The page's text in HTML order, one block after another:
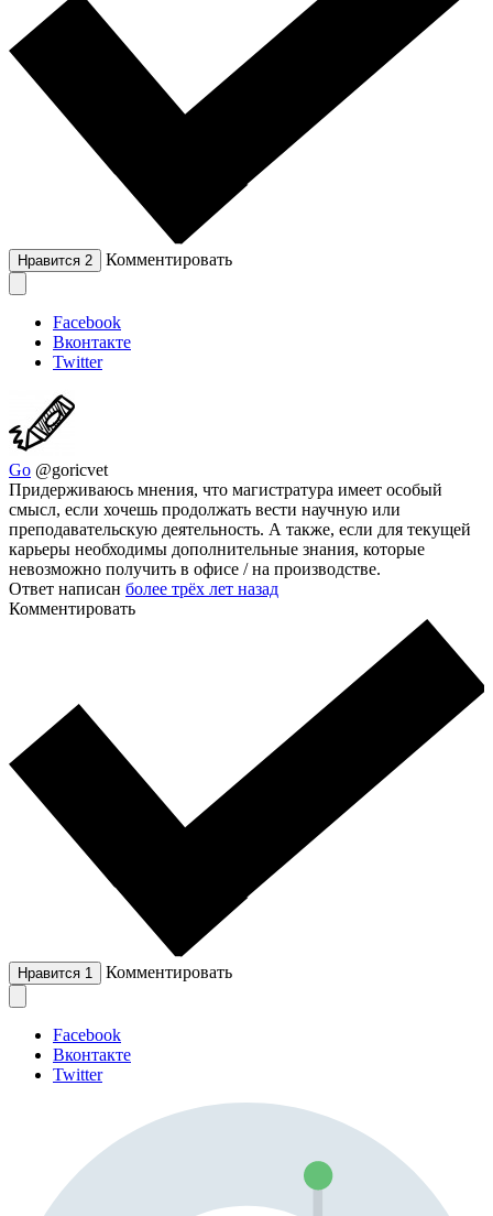
Нравится 2 Комментировать
Facebook
Вконтакте
Twitter
Go @goricvet
Придерживаюсь мнения, что магистратура имеет особый
смысл, если хочешь продолжать вести научную или
преподавательскую деятельность. А также, если для текущей
карьеры необходимы дополнительные знания, которые
невозможно получить в офисе / на производстве.
Ответ написан более трёх лет назад
Комментировать
Нравится 1 Комментировать
Facebook
Вконтакте
Twitter